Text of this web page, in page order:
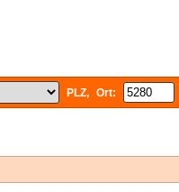
PLZ, Ort: